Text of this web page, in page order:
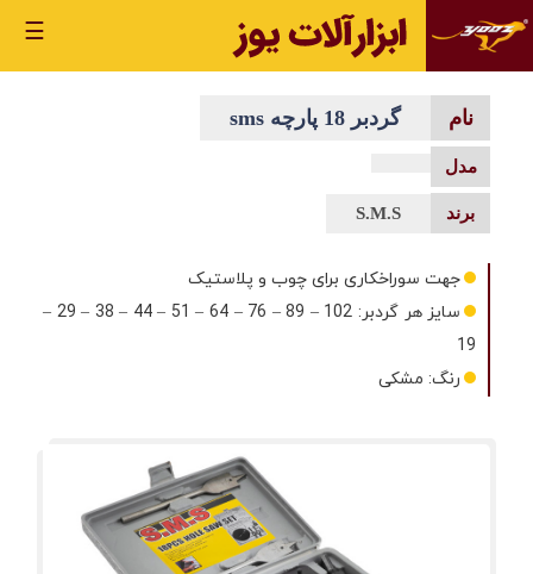
☰
گردبر 18 پارچه sms
S.M.S
جهت سوراخکاری برای چوب و پلاستیک
سایز هر گردبر: 102 – 89 – 76 – 64 – 51 – 44 – 38 – 29 –
19
رنگ: مشکی